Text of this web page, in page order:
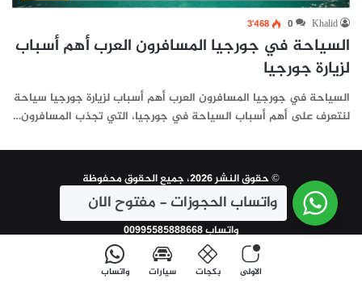
Khalid
0 3٬468
السياحة في جورجيا المسافرون العرب أهم أسباب
لزيارة جورجيا
السياحة في جورجيا المسافرون العرب أهم أسباب لزيارة جورجيا سياحة
لنتعرف على أهم أسباب السياحة في جورجيا، التي تجذب المسافرون…
© حقوق النشر 2026، جميع الحقوق محفوظة
| تم التطوير و الاعلان بواسطةسين تكنولوجي
واتساب 00995585888668
الاولى بكجات سيارات واتساب
واتساب الحجوزات - مفتوح الان